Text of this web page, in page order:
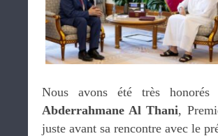
Nous avons été très
Abderrahmane Al Thani,
juste avant sa rencontre avec le